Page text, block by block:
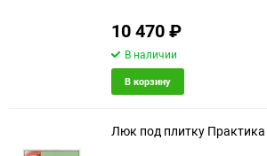
10 470₽
В наличии
В корзину
Люк под плитку